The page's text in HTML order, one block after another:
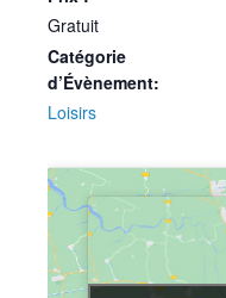
Gratuit
Catégorie
d’Évènement:
Loisirs